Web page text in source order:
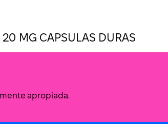
20 MG CAPSULAS DURAS
apropiada.